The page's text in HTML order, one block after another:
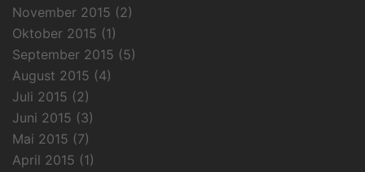
November 2015 (2)
Oktober 2015 (1)
September 2015 (5)
August 2015 (4)
Juli 2015 (2)
Juni 2015 (3)
Mai 2015 (7)
April 2015 (1)